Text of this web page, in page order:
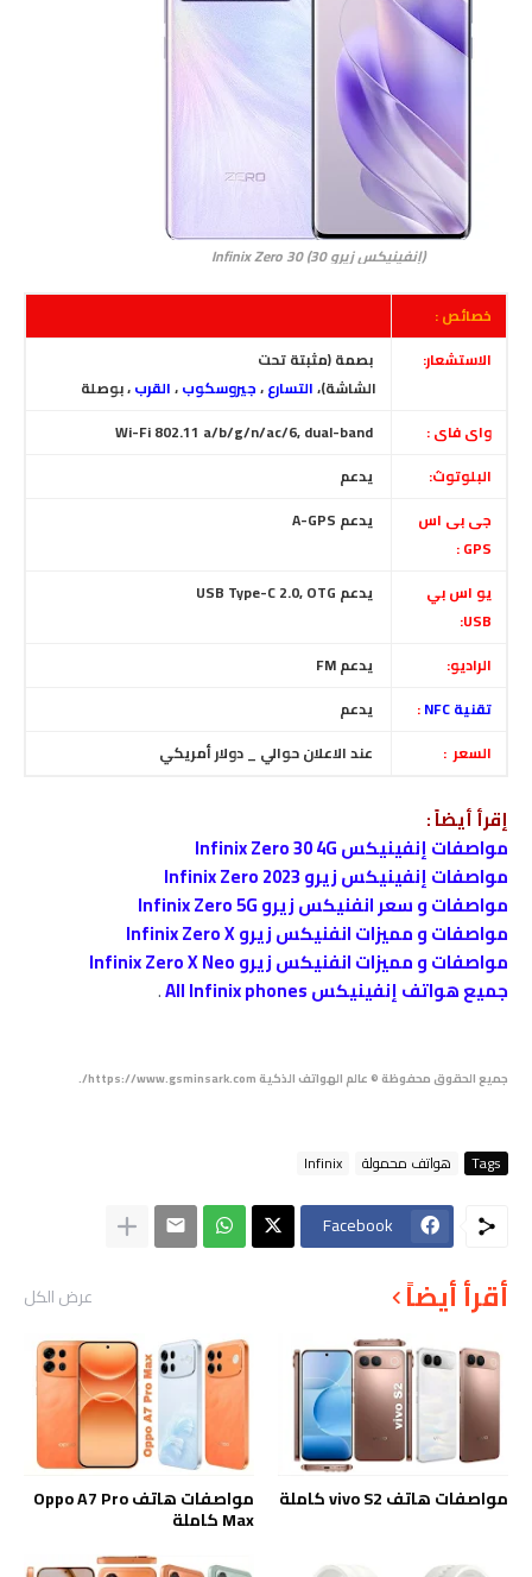
(إنفينيكس زيرو 30) Infinix Zero 30
خصائص :
الاستشعار:
بصمة (مثبتة تحت
الشاشة)،التسارع،جيروسكوب،القرب، بوصلة
واى فاى :
البلوتوث:
يدعم
جى بى اس
GPS :
يدعم A-GPS
يو اس بي
USB:
يدعم USB Type-C 2.0, OTG
الراديو:
يدعم FM
تقنية NFC
:
يدعم
السعر :
عند الاعلان حوالي _ دولار أمريكي
إقرأ أيضاً :
مواصفات إنفينيكس Infinix Zero 30 4G
مواصفات إنفينيكس زيرو Infinix Zero 2023
مواصفات و سعر انفنيكس زيرو Infinix Zero 5G
مواصفات و مميزات انفنيكس زيرو Infinix Zero X
مواصفات و مميزات انفنيكس زيرو Infinix Zero X Neo
جميع هواتف إنفينيكس All Infinix phones
.
جميع الحقوق محفوظة © عالم الهواتف الذكية https://www.gsminsark.com/.
Tags هواتف محمولة Infinix
Facebook
أقرأ أيضاً عرض الكل
مواصفات هاتف vivo S2 كاملة مواصفات هاتف Oppo A7 Pro
Max كاملة